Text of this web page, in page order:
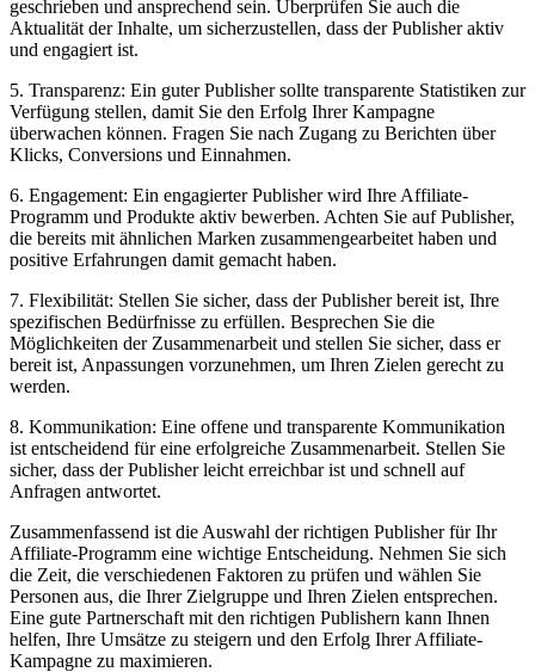
geschrieben und ansprechend sein. Überprüfen Sie auch die
Aktualität der Inhalte, um sicherzustellen, dass der Publisher aktiv
und engagiert ist.
5. Transparenz: Ein guter Publisher sollte transparente Statistiken zur
Verfügung stellen, damit Sie den Erfolg Ihrer Kampagne
überwachen können. Fragen Sie nach Zugang zu Berichten über
Klicks, Conversions und Einnahmen.
6. Engagement: Ein engagierter Publisher wird Ihre Affiliate-
Programm und Produkte aktiv bewerben. Achten Sie auf Publisher,
die bereits mit ähnlichen Marken zusammengearbeitet haben und
positive Erfahrungen damit gemacht haben.
7. Flexibilität: Stellen Sie sicher, dass der Publisher bereit ist, Ihre
spezifischen Bedürfnisse zu erfüllen. Besprechen Sie die
Möglichkeiten der Zusammenarbeit und stellen Sie sicher, dass er
bereit ist, Anpassungen vorzunehmen, um Ihren Zielen gerecht zu
werden.
8. Kommunikation: Eine offene und transparente Kommunikation
ist entscheidend für eine erfolgreiche Zusammenarbeit. Stellen Sie
sicher, dass der Publisher leicht erreichbar ist und schnell auf
Anfragen antwortet.
Zusammenfassend ist die Auswahl der richtigen Publisher für Ihr
Affiliate-Programm eine wichtige Entscheidung. Nehmen Sie sich
die Zeit, die verschiedenen Faktoren zu prüfen und wählen Sie
Personen aus, die Ihrer Zielgruppe und Ihren Zielen entsprechen.
Eine gute Partnerschaft mit den richtigen Publishern kann Ihnen
helfen, Ihre Umsätze zu steigern und den Erfolg Ihrer Affiliate-
Kampagne zu maximieren.